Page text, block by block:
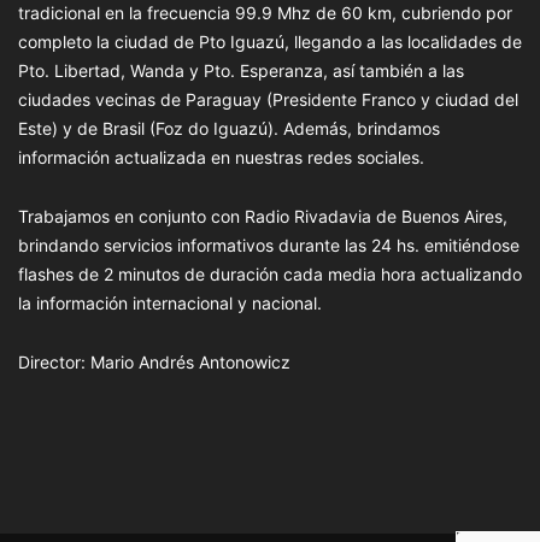
tradicional en la frecuencia 99.9 Mhz de 60 km, cubriendo por
completo la ciudad de Pto Iguazú, llegando a las localidades de
Pto. Libertad, Wanda y Pto. Esperanza, así también a las
ciudades vecinas de Paraguay (Presidente Franco y ciudad del
Este) y de Brasil (Foz do Iguazú). Además, brindamos
información actualizada en nuestras redes sociales.
Trabajamos en conjunto con Radio Rivadavia de Buenos Aires,
brindando servicios informativos durante las 24 hs. emitiéndose
flashes de 2 minutos de duración cada media hora actualizando
la información internacional y nacional.
Director: Mario Andrés Antonowicz